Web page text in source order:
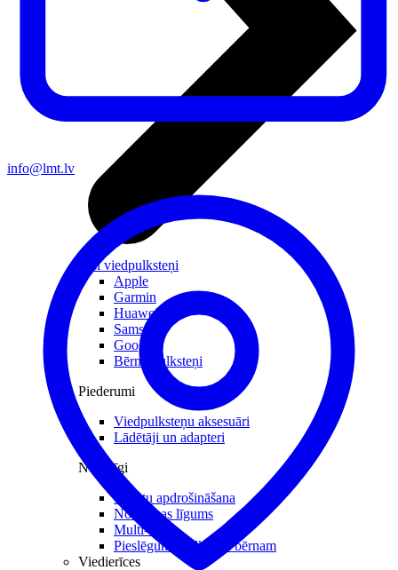
Visi viedpulksteņi
Apple
Garmin
Huawei
Samsung
Google
Bērnu pulksteņi
Piederumi
Viedpulksteņu aksesuāri
Lādētāji un adapteri
Noderīgi
Iekārtu apdrošināšana
Nomaksas līgums
Multi-SIM
Pieslēgums pulkstenī bērnam
Viedierīces
info@lmt.lv